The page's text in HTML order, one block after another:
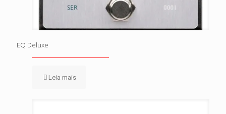
EQ Deluxe
Leia mais